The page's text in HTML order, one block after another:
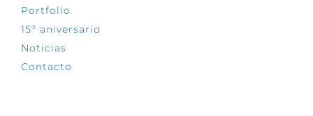
Portfolio
15º aniversario
Noticias
Contacto